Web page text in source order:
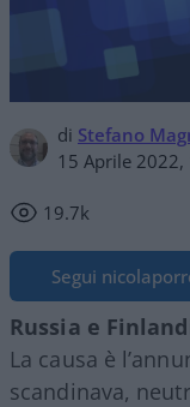
di Stefano
15 Aprile 2022,
19.7k
Segui
Russia e
La causa è
scandinava,